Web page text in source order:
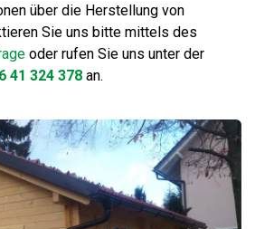
über die Herstellung von
Sie uns bitte mittels des
oder rufen Sie uns unter der
41 324 378 an.